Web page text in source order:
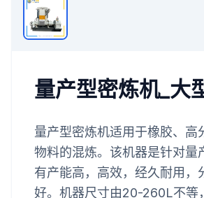
量产型密炼机_大
量产型密炼机适用于橡胶、高
物料的混炼。该机器是针对量
有产能高，高效，经久耐用，
好。机器尺寸由20-260L不等